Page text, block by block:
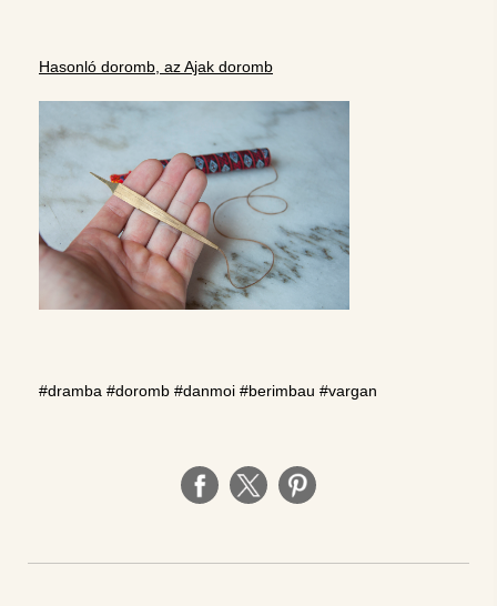
Hasonló doromb, az Ajak doromb
#dramba #doromb #danmoi #berimbau #vargan